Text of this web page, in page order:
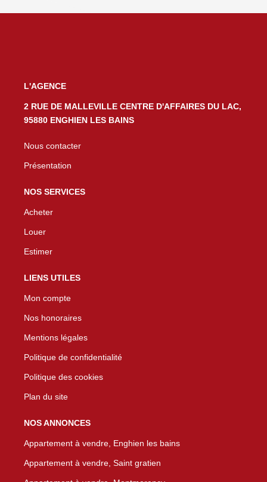
L'AGENCE
2 RUE DE MALLEVILLE CENTRE D'AFFAIRES DU LAC,
95880 ENGHIEN LES BAINS
Nous contacter
Présentation
NOS SERVICES
Acheter
Louer
Estimer
LIENS UTILES
Mon compte
Nos honoraires
Mentions légales
Politique de confidentialité
Politique des cookies
Plan du site
NOS ANNONCES
Appartement à vendre, Enghien les bains
Appartement à vendre, Saint gratien